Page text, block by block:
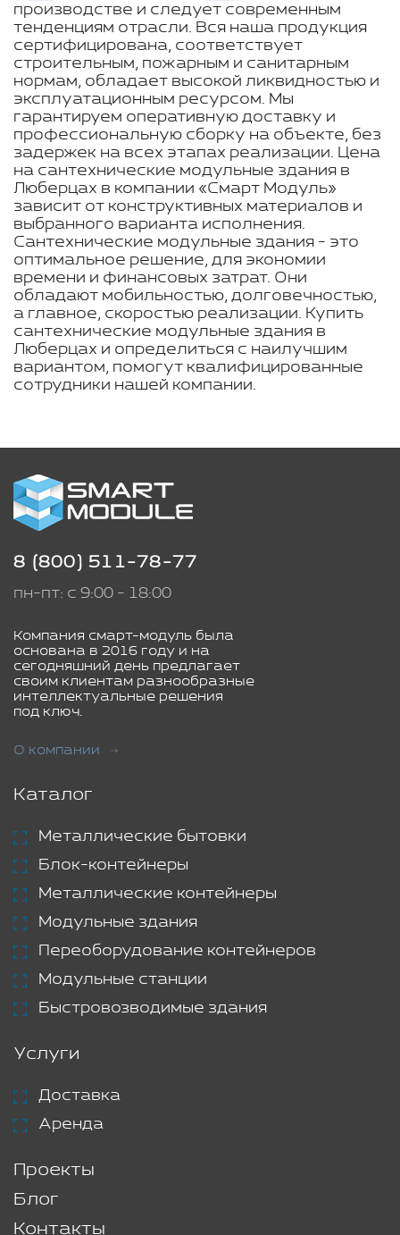
производстве и следует современным
тенденциям отрасли. Вся наша продукция
сертифицирована, соответствует
строительным, пожарным и санитарным
нормам, обладает высокой ликвидностью и
эксплуатационным ресурсом. Мы
гарантируем оперативную доставку и
профессиональную сборку на объекте, без
задержек на всех этапах реализации. Цена
на сантехнические модульные здания в
Люберцах в компании «Смарт Модуль»
зависит от конструктивных материалов и
выбранного варианта исполнения.
Сантехнические модульные здания - это
оптимальное решение, для экономии
времени и финансовых затрат. Они
обладают мобильностью, долговечностью,
а главное, скоростью реализации. Купить
сантехнические модульные здания в
Люберцах и определиться с наилучшим
вариантом, помогут квалифицированные
сотрудники нашей компании.
8 (800) 511-78-77
пн-пт: с 9:00 - 18:00
Компания смарт-модуль была
основана в 2016 году и на
сегодняшний день предлагает
своим клиентам разнообразные
интеллектуальные решения
под ключ.
О компании
Каталог
Металлические бытовки
Блок-контейнеры
Металлические контейнеры
Модульные здания
Переоборудование контейнеров
Модульные станции
Быстровозводимые здания
Услуги
Доставка
Аренда
Проекты
Блог
Контакты